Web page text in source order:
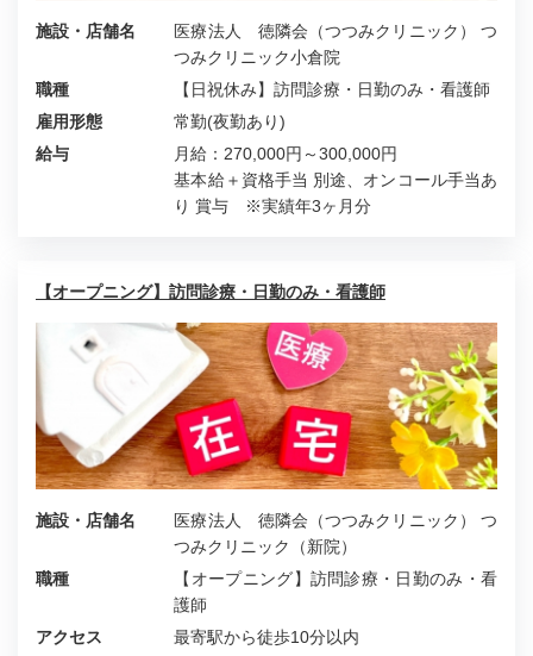
施設・店舗名
医療法人 徳隣会（つつみクリニック） つ
つみクリニック小倉院
職種
【日祝休み】訪問診療・日勤のみ・看護師
雇用形態
常勤(夜勤あり)
給与
月給：270,000円～300,000円
基本給＋資格手当 別途、オンコール手当あ
り 賞与 ※実績年3ヶ月分
【オープニング】訪問診療・日勤のみ・看護師
施設・店舗名
医療法人 徳隣会（つつみクリニック） つ
つみクリニック（新院）
職種
【オープニング】訪問診療・日勤のみ・看
護師
アクセス
最寄駅から徒歩10分以内